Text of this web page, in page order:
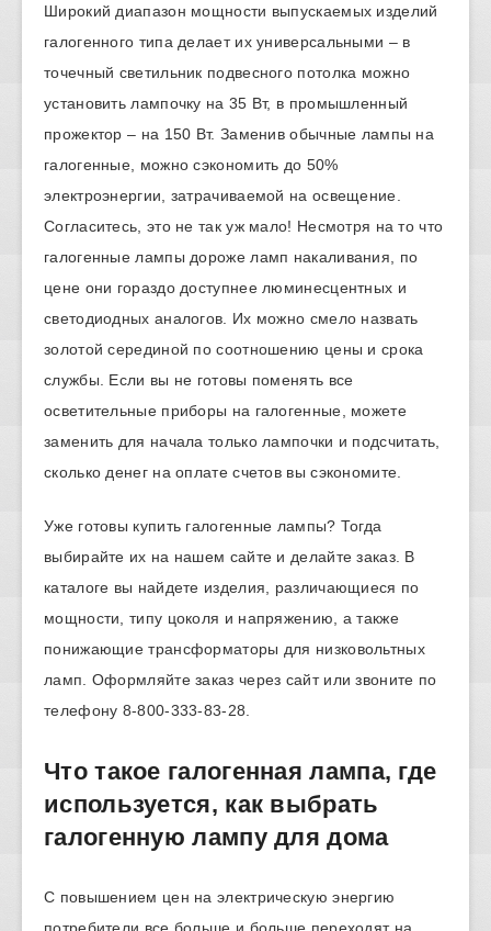
Широкий диапазон мощности выпускаемых изделий
галогенного типа делает их универсальными – в
точечный светильник подвесного потолка можно
установить лампочку на 35 Вт, в промышленный
прожектор – на 150 Вт. Заменив обычные лампы на
галогенные, можно сэкономить до 50%
электроэнергии, затрачиваемой на освещение.
Согласитесь, это не так уж мало! Несмотря на то что
галогенные лампы дороже ламп накаливания, по
цене они гораздо доступнее люминесцентных и
светодиодных аналогов. Их можно смело назвать
золотой серединой по соотношению цены и срока
службы. Если вы не готовы поменять все
осветительные приборы на галогенные, можете
заменить для начала только лампочки и подсчитать,
сколько денег на оплате счетов вы сэкономите.
Уже готовы купить галогенные лампы? Тогда
выбирайте их на нашем сайте и делайте заказ. В
каталоге вы найдете изделия, различающиеся по
мощности, типу цоколя и напряжению, а также
понижающие трансформаторы для низковольтных
ламп. Оформляйте заказ через сайт или звоните по
телефону 8-800-333-83-28.
Что такое галогенная лампа, где
используется, как выбрать
галогенную лампу для дома
С повышением цен на электрическую энергию